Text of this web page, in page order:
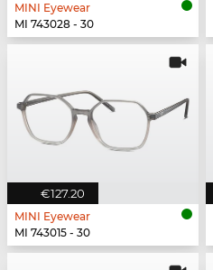
MINI Eyewear
MI 743028 - 30
€127.20
MINI Eyewear
MI 743015 - 30